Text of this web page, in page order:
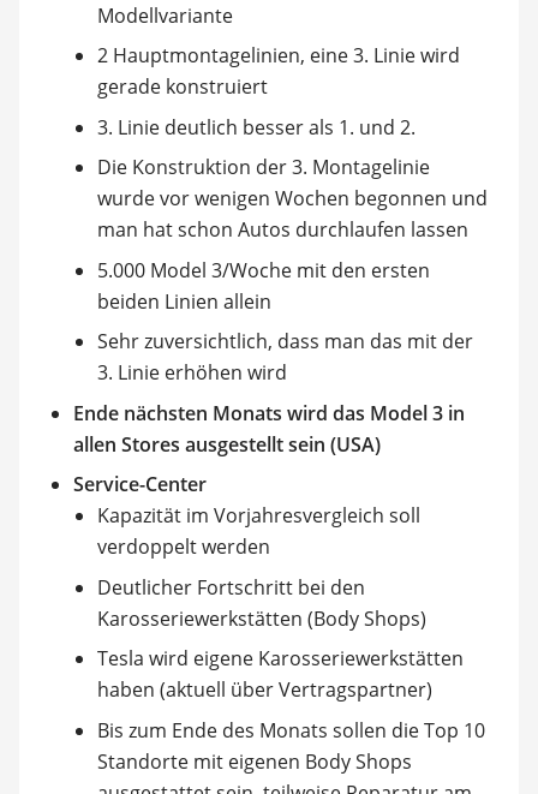
Modellvariante
2 Hauptmontagelinien, eine 3. Linie wird
gerade konstruiert
3. Linie deutlich besser als 1. und 2.
Die Konstruktion der 3. Montagelinie
wurde vor wenigen Wochen begonnen und
man hat schon Autos durchlaufen lassen
5.000 Model 3/Woche mit den ersten
beiden Linien allein
Sehr zuversichtlich, dass man das mit der
3. Linie erhöhen wird
Ende nächsten Monats wird das Model 3 in
allen Stores ausgestellt sein (USA)
Service-Center
Kapazität im Vorjahresvergleich soll
verdoppelt werden
Deutlicher Fortschritt bei den
Karosseriewerkstätten (Body Shops)
Tesla wird eigene Karosseriewerkstätten
haben (aktuell über Vertragspartner)
Bis zum Ende des Monats sollen die Top 10
Standorte mit eigenen Body Shops